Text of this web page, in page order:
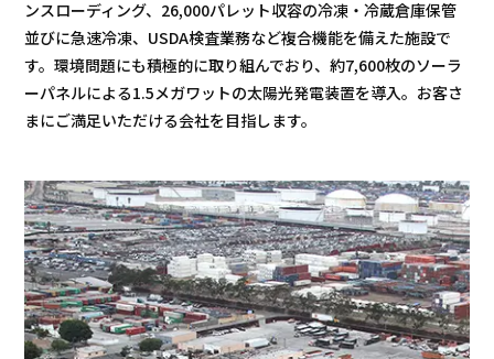
JP EN お問い合わせ
ンスローディング、26,000パレット収容の冷凍・冷蔵倉庫保管
並びに急速冷凍、USDA検査業務など複合機能を備えた施設で
す。環境問題にも積極的に取り組んでおり、約7,600枚のソーラ
ーパネルによる1.5メガワットの太陽光発電装置を導入。お客さ
まにご満足いただける会社を目指します。